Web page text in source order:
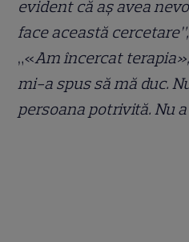
evident că aș avea
face această cercetare”,
„«Am încercat
mi-a spus să mă duc.
persoana potrivită. Nu